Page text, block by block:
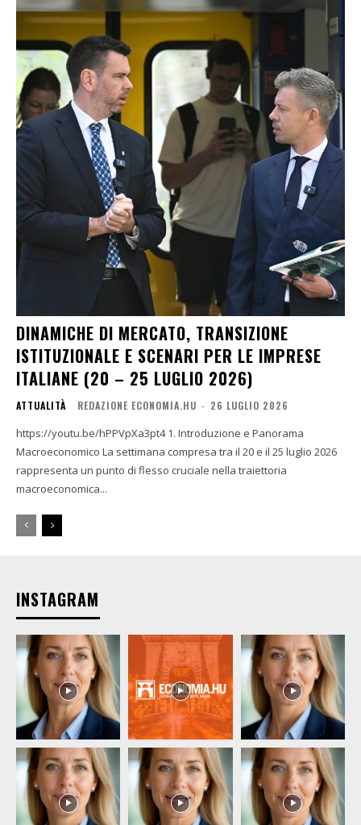
DINAMICHE DI MERCATO, TRANSIZIONE
ISTITUZIONALE E SCENARI PER LE IMPRESE
ITALIANE (20 – 25 LUGLIO 2026)
ATTUALITÀ REDAZIONE ECONOMIA.HU - 26 LUGLIO 2026
https://youtu.be/hPPVpXa3pt4 1. Introduzione e Panorama
Macroeconomico La settimana compresa tra il 20 e il 25 luglio 2026
rappresenta un punto di flesso cruciale nella traiettoria
macroeconomica...
INSTAGRAM